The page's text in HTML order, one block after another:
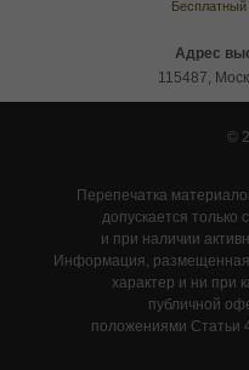
Адрес
115487,
©
Перепечатка
допускается только
и при наличии
Информация, размещенная
характер и ни при
публичной
положениями Статьи